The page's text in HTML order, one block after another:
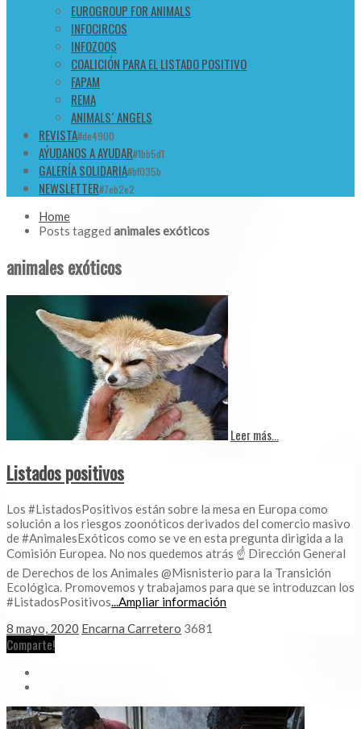
EUROGROUP FOR ANIMALS
INFOCIRCOS
INFOZOOS
COALICIÓN PARA EL LISTADO POSITIVO
FAPAM
REMA
ANIMALS´ ANGELS
REVISTA#de4900
AÝUDANOS A AYUDAR#1bb5d1
GALERÍA SOLIDARIA#bf035b
NEWSLETTER#7eb2e2
Home
Posts tagged animales exóticos
animales exóticos
Leer más...
Listados positivos
Los #ListadosPositivos están sobre la mesa en Europa como
solución a los riesgos zoonóticos derivados del comercio masivo
de #AnimalesExóticos como se ve en esta pregunta dirigida a la
Comisión Europea. No nos quedemos atrás ☝️ Dirección General
de Derechos de los Animales @Misnisterio para la Transición
Ecológica. Promovemos y trabajamos para que se introduzcan los
#ListadosPositivos...Ampliar información
8 mayo, 2020 Encarna Carretero 3681
Comparte!